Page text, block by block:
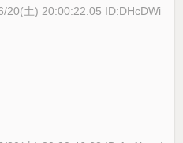
20(土) 20:00:22.05 ID:DHcDWi